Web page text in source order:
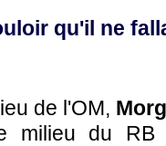
qu'il ne
de l'OM,
milieu du RB